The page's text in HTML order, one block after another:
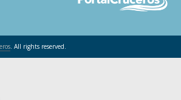
. All rights reserved.